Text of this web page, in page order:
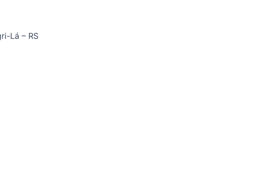
Lá – RS